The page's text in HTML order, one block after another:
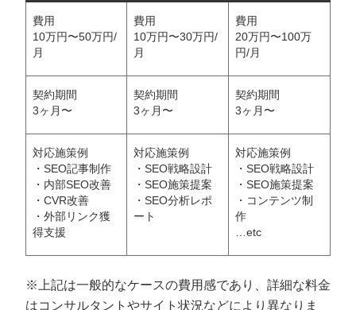
費用
10万円〜50万円/
月
費用
10万円〜30万円/
月
費用
20万円〜100万
円/月
契約期間
3ヶ月〜
契約期間
3ヶ月〜
契約期間
3ヶ月〜
対応施策例
・SEO記事制作
・内部SEO改善
・CVR改善
・外部リンク獲
得支援
対応施策例
・SEO戦略設計
・SEO施策提案
・SEO分析レポ
ート
対応施策例
・SEO戦略設計
・SEO施策提案
・コンテンツ制
作
…etc
※上記は一般的なケースの費用感であり、詳細な料金
はコンサルタントやサイト状況などにより異なりま